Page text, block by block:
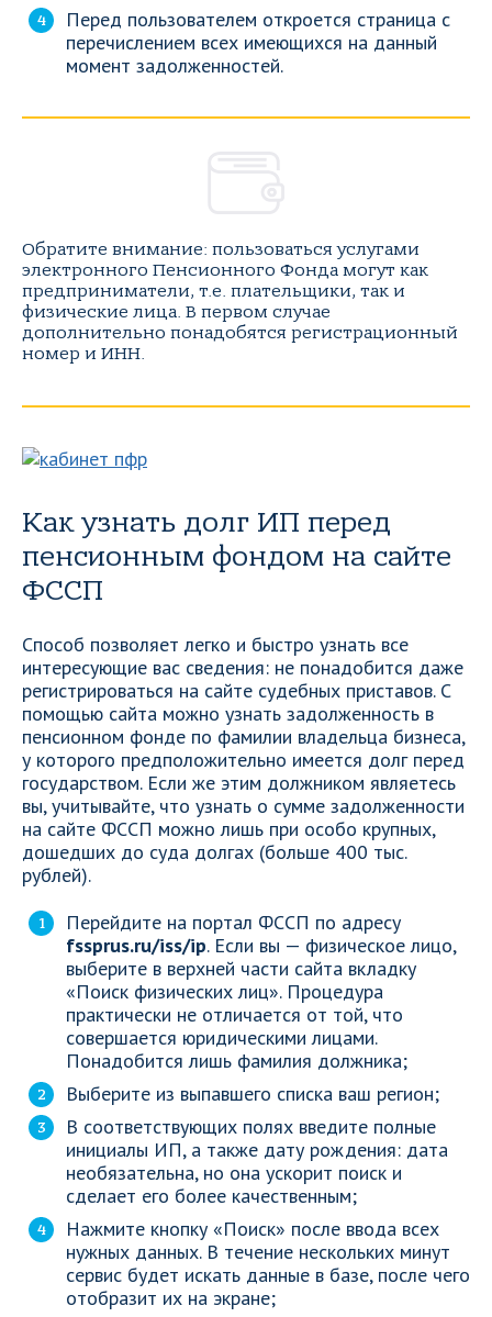
Перед пользователем откроется страница с
перечислением всех имеющихся на данный
момент задолженностей.
Обратите внимание: пользоваться услугами
электронного Пенсионного Фонда могут как
предприниматели, т.е. плательщики, так и
физические лица. В первом случае
дополнительно понадобятся регистрационный
номер и ИНН.
Как узнать долг ИП перед
пенсионным фондом на сайте
ФССП
Способ позволяет легко и быстро узнать все
интересующие вас сведения: не понадобится даже
регистрироваться на сайте судебных приставов. С
помощью сайта можно узнать задолженность в
пенсионном фонде по фамилии владельца бизнеса,
у которого предположительно имеется долг перед
государством. Если же этим должником являетесь
вы, учитывайте, что узнать о сумме задолженности
на сайте ФССП можно лишь при особо крупных,
дошедших до суда долгах (больше 400 тыс.
рублей).
Перейдите на портал ФССП по адресу
fssprus.ru/iss/ip. Если вы — физическое лицо,
выберите в верхней части сайта вкладку
«Поиск физических лиц». Процедура
практически не отличается от той, что
совершается юридическими лицами.
Понадобится лишь фамилия должника;
Выберите из выпавшего списка ваш регион;
В соответствующих полях введите полные
инициалы ИП, а также дату рождения: дата
необязательна, но она ускорит поиск и
сделает его более качественным;
Нажмите кнопку «Поиск» после ввода всех
нужных данных. В течение нескольких минут
сервис будет искать данные в базе, после чего
отобразит их на экране;